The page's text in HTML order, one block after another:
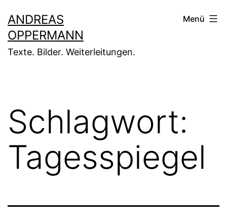
Inhalt
springen
ANDREAS
OPPERMANN
Texte. Bilder. Weiterleitungen.
Menü
Schlagwort:
Tagesspiegel